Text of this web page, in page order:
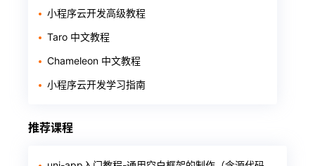
小程序云开发高级教程
Taro 中文教程
Chameleon 中文教程
小程序云开发学习指南
推荐课程